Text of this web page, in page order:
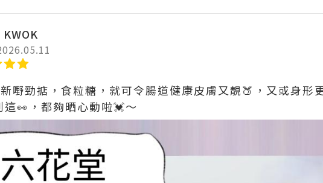
KWOK
嘢勁掂，食粒糖，就可令腸道健康皮膚又靚🍑，又或身
👀，都夠晒心動啦💓～